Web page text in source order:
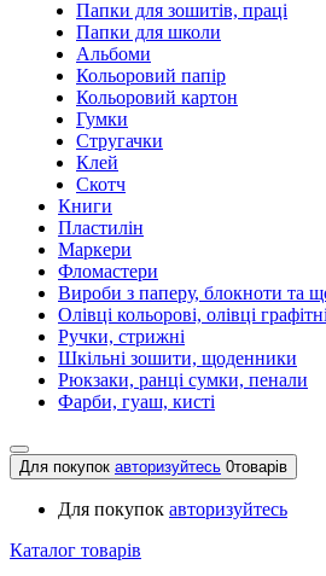
Папки для зошитів, праці
Папки для школи
Альбоми
Кольоровий папір
Кольоровий картон
Гумки
Стругачки
Клей
Скотч
Книги
Пластилін
Маркери
Фломастери
Вироби з паперу, блокноти та
Олівці кольорові, олівці графітні
Ручки, стрижні
Шкільні зошити, щоденники
Рюкзаки, ранці сумки, пенали
Фарби, гуаш, кисті
Для покупок авторизуйтесь 0товарів
Для покупок авторизуйтесь
Каталог товарів